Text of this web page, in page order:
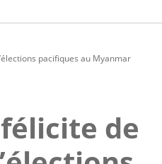
pacifiques au Myanmar
félicite de